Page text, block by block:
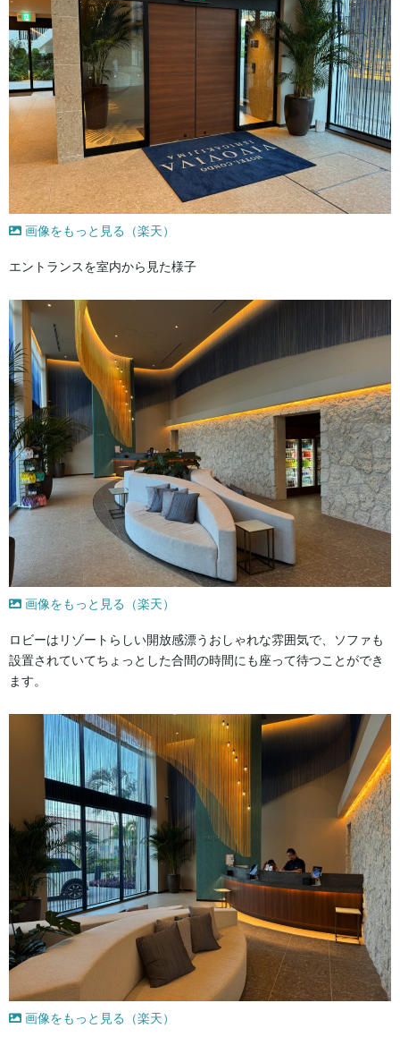
画像をもっと見る（楽天）
エントランスを室内から見た様子
画像をもっと見る（楽天）
ロビーはリゾートらしい開放感漂うおしゃれな雰囲気で、ソファも
設置されていてちょっとした合間の時間にも座って待つことができ
ます。
画像をもっと見る（楽天）